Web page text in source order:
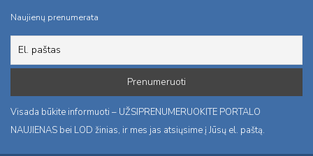
Naujienų prenumerata
Visada būkite informuoti – UŽSIPRENUMERUOKITE PORTALO
NAUJIENAS bei LOD žinias, ir mes jas atsiųsime į Jūsų el. paštą.